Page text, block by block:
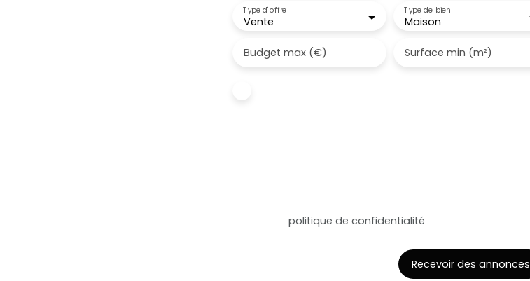
Vente
Type d'offre
Maison
Type de bien
Budget max (€) Surface min (m²)
politique de confidentialité
Recevoir des annonces